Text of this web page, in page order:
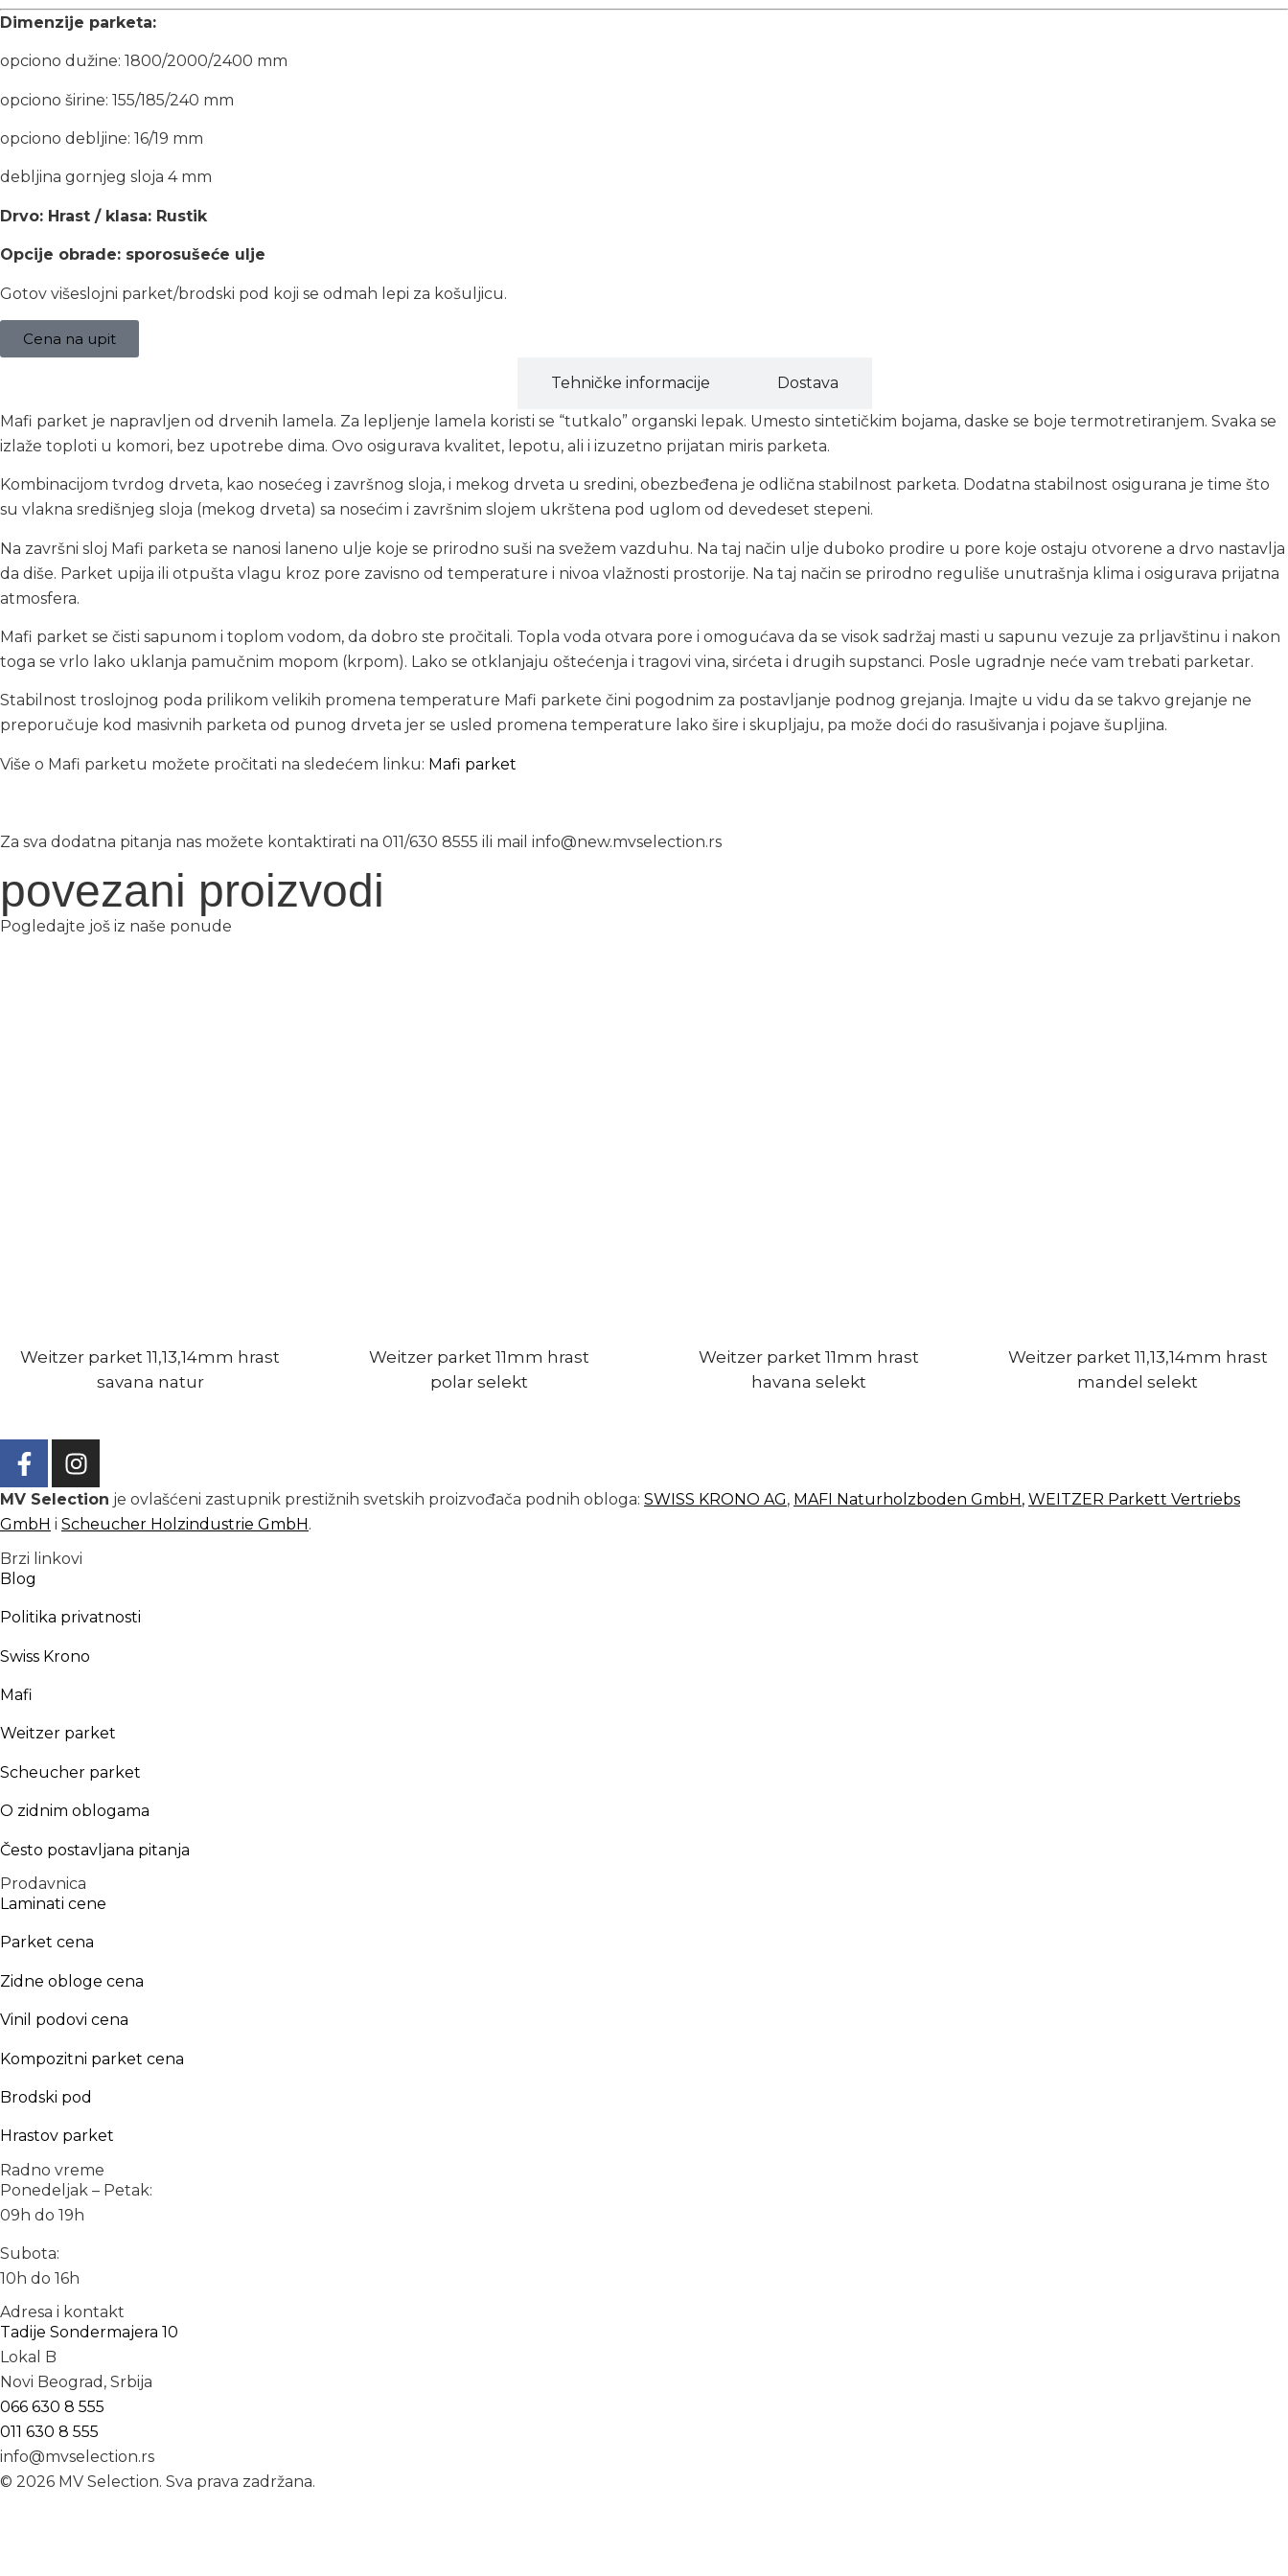
Dimenzije parketa:
opciono dužine: 1800/2000/2400 mm
opciono širine: 155/185/240 mm
opciono debljine: 16/19 mm
debljina gornjeg sloja 4 mm
Drvo: Hrast / klasa: Rustik
Opcije obrade: sporosušeće ulje
Gotov višeslojni parket/brodski pod koji se odmah lepi za košuljicu.
Cena na upit
Tehničke informacije Dostava
Mafi parket je napravljen od drvenih lamela. Za lepljenje lamela koristi se “tutkalo” organski lepak. Umesto sintetičkim bojama, daske se boje termotretiranjem. Svaka se
izlaže toploti u komori, bez upotrebe dima. Ovo osigurava kvalitet, lepotu, ali i izuzetno prijatan miris parketa.
Kombinacijom tvrdog drveta, kao nosećeg i završnog sloja, i mekog drveta u sredini, obezbeđena je odlična stabilnost parketa. Dodatna stabilnost osigurana je time što
su vlakna središnjeg sloja (mekog drveta) sa nosećim i završnim slojem ukrštena pod uglom od devedeset stepeni.
Na završni sloj Mafi parketa se nanosi laneno ulje koje se prirodno suši na svežem vazduhu. Na taj način ulje duboko prodire u pore koje ostaju otvorene a drvo nastavlja
da diše. Parket upija ili otpušta vlagu kroz pore zavisno od temperature i nivoa vlažnosti prostorije. Na taj način se prirodno reguliše unutrašnja klima i osigurava prijatna
atmosfera.
Mafi parket se čisti sapunom i toplom vodom, da dobro ste pročitali. Topla voda otvara pore i omogućava da se visok sadržaj masti u sapunu vezuje za prljavštinu i nakon
toga se vrlo lako uklanja pamučnim mopom (krpom). Lako se otklanjaju oštećenja i tragovi vina, sirćeta i drugih supstanci. Posle ugradnje neće vam trebati parketar.
Stabilnost troslojnog poda prilikom velikih promena temperature Mafi parkete čini pogodnim za postavljanje podnog grejanja. Imajte u vidu da se takvo grejanje ne
preporučuje kod masivnih parketa od punog drveta jer se usled promena temperature lako šire i skupljaju, pa može doći do rasušivanja i pojave šupljina.
Više o Mafi parketu možete pročitati na sledećem linku: Mafi parket
Za sva dodatna pitanja nas možete kontaktirati na 011/630 8555 ili mail info@new.mvselection.rs
povezani proizvodi
Pogledajte još iz naše ponude
Weitzer parket 11,13,14mm hrast
savana natur
Weitzer parket 11mm hrast
polar selekt
Weitzer parket 11mm hrast
havana selekt
Weitzer parket 11,13,14mm hrast
mandel selekt
MV Selection je ovlašćeni zastupnik prestižnih svetskih proizvođača podnih obloga: SWISS KRONO AG, MAFI Naturholzboden GmbH , WEITZER Parkett Vertriebs
GmbH i Scheucher Holzindustrie GmbH .
Brzi linkovi
Blog
Politika privatnosti
Swiss Krono
Mafi
Weitzer parket
Scheucher parket
O zidnim oblogama
Često postavljana pitanja
Prodavnica
Laminati cene
Parket cena
Zidne obloge cena
Vinil podovi cena
Kompozitni parket cena
Brodski pod
Hrastov parket
Radno vreme
Ponedeljak – Petak:
09h do 19h
Subota:
10h do 16h
Adresa i kontakt
Tadije Sondermajera 10
Lokal B
Novi Beograd, Srbija
066 630 8 555
011 630 8 555
info@mvselection.rs
© 2026 MV Selection. Sva prava zadržana.